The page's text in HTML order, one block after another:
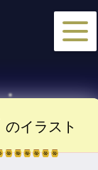
のイラスト